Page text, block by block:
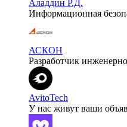
Аладдин Р.Д.
Информационная
АСКОН
Разработчик
AvitoTech
У нас живут ваши